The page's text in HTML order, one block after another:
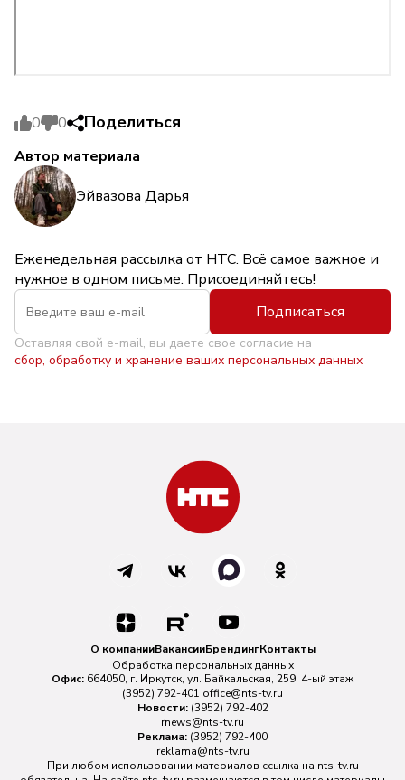
0 0 Поделиться
Автор материала
Эйвазова Дарья
Еженедельная рассылка от НТС. Всё самое важное и
нужное в одном письме. Присоединяйтесь!
Подписаться
Оставляя свой e-mail, вы даете свое согласие на
сбор, обработку и хранение ваших персональных данных
О компанииВакансииБрендингКонтакты
Обработка персональных данных
Офис: 664050, г. Иркутск, ул. Байкальская, 259, 4-ый этаж
(3952) 792-401 office@nts-tv.ru
Новости: (3952) 792-402
rnews@nts-tv.ru
Реклама: (3952) 792-400
reklama@nts-tv.ru
При любом использовании материалов ссылка на nts-tv.ru